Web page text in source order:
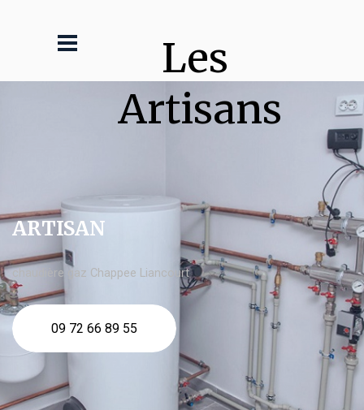
Les
Artisans
ARTISAN
chaudière gaz Chappee Liancourt
09 72 66 89 55